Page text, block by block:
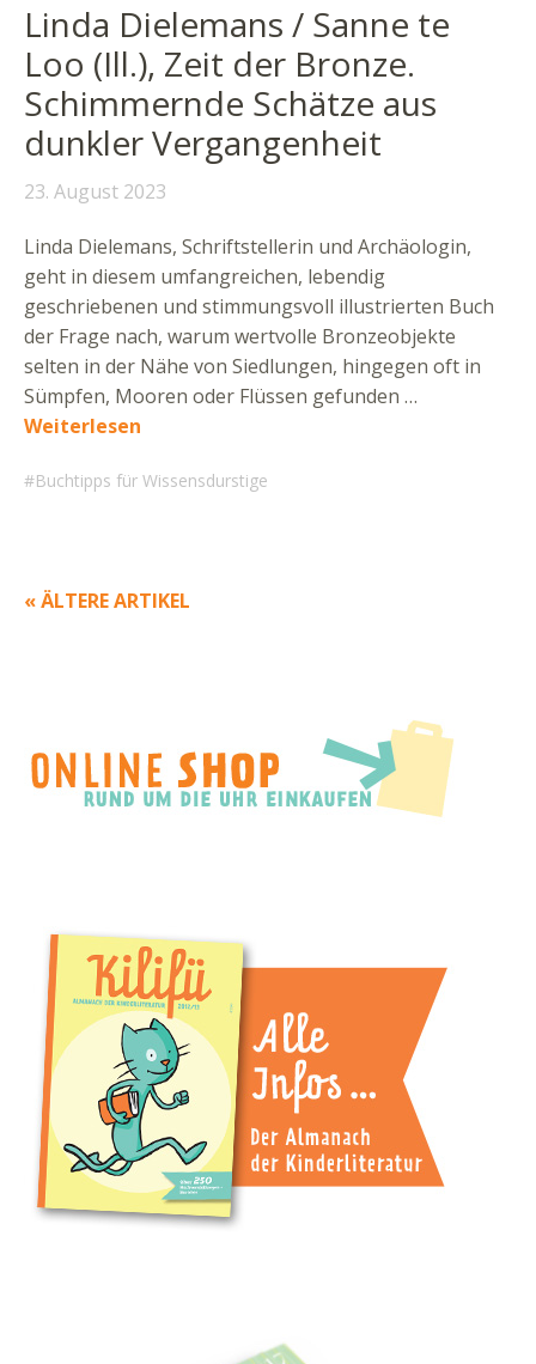
Linda Dielemans / Sanne te
Loo (Ill.), Zeit der Bronze.
Schimmernde Schätze aus
dunkler Vergangenheit
23. August 2023
Linda Dielemans, Schriftstellerin und Archäologin,
geht in diesem umfangreichen, lebendig
geschriebenen und stimmungsvoll illustrierten Buch
der Frage nach, warum wertvolle Bronzeobjekte
selten in der Nähe von Siedlungen, hingegen oft in
Sümpfen, Mooren oder Flüssen gefunden …
Weiterlesen
Buchtipps für Wissensdurstige
« ÄLTERE ARTIKEL